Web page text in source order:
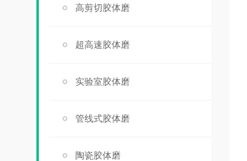
高剪切胶体磨
超高速胶体磨
实验室胶体磨
管线式胶体磨
陶瓷胶体磨